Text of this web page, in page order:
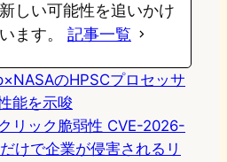
しい可能性を追いかけ
ます。 記事一覧
のHPSCプロセッサ
能を示唆
リック脆弱性 CVE-2026-
けで企業が侵害されるリ